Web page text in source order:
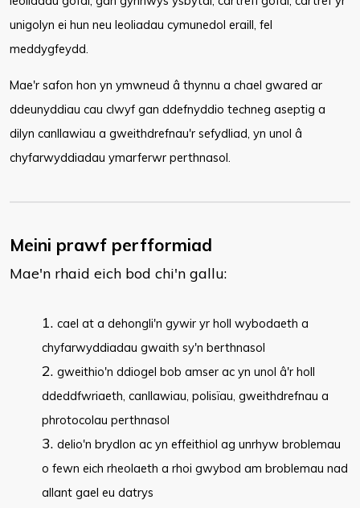
unigolyn ei hun neu leoliadau cymunedol eraill, fel
meddygfeydd.
Mae'r safon hon yn ymwneud â thynnu a chael gwared ar
ddeunyddiau cau clwyf gan ddefnyddio techneg aseptig a
dilyn canllawiau a gweithdrefnau'r sefydliad, yn unol â
chyfarwyddiadau ymarferwr perthnasol.
Meini prawf perfformiad
Mae'n rhaid eich bod chi'n gallu:
cael at a dehongli'n gywir yr holl wybodaeth a
chyfarwyddiadau gwaith sy'n berthnasol
gweithio'n ddiogel bob amser ac yn unol â'r holl
ddeddfwriaeth, canllawiau, polisïau, gweithdrefnau a
phrotocolau perthnasol
delio'n brydlon ac yn effeithiol ag unrhyw broblemau
o fewn eich rheolaeth a rhoi gwybod am broblemau nad
allant gael eu datrys